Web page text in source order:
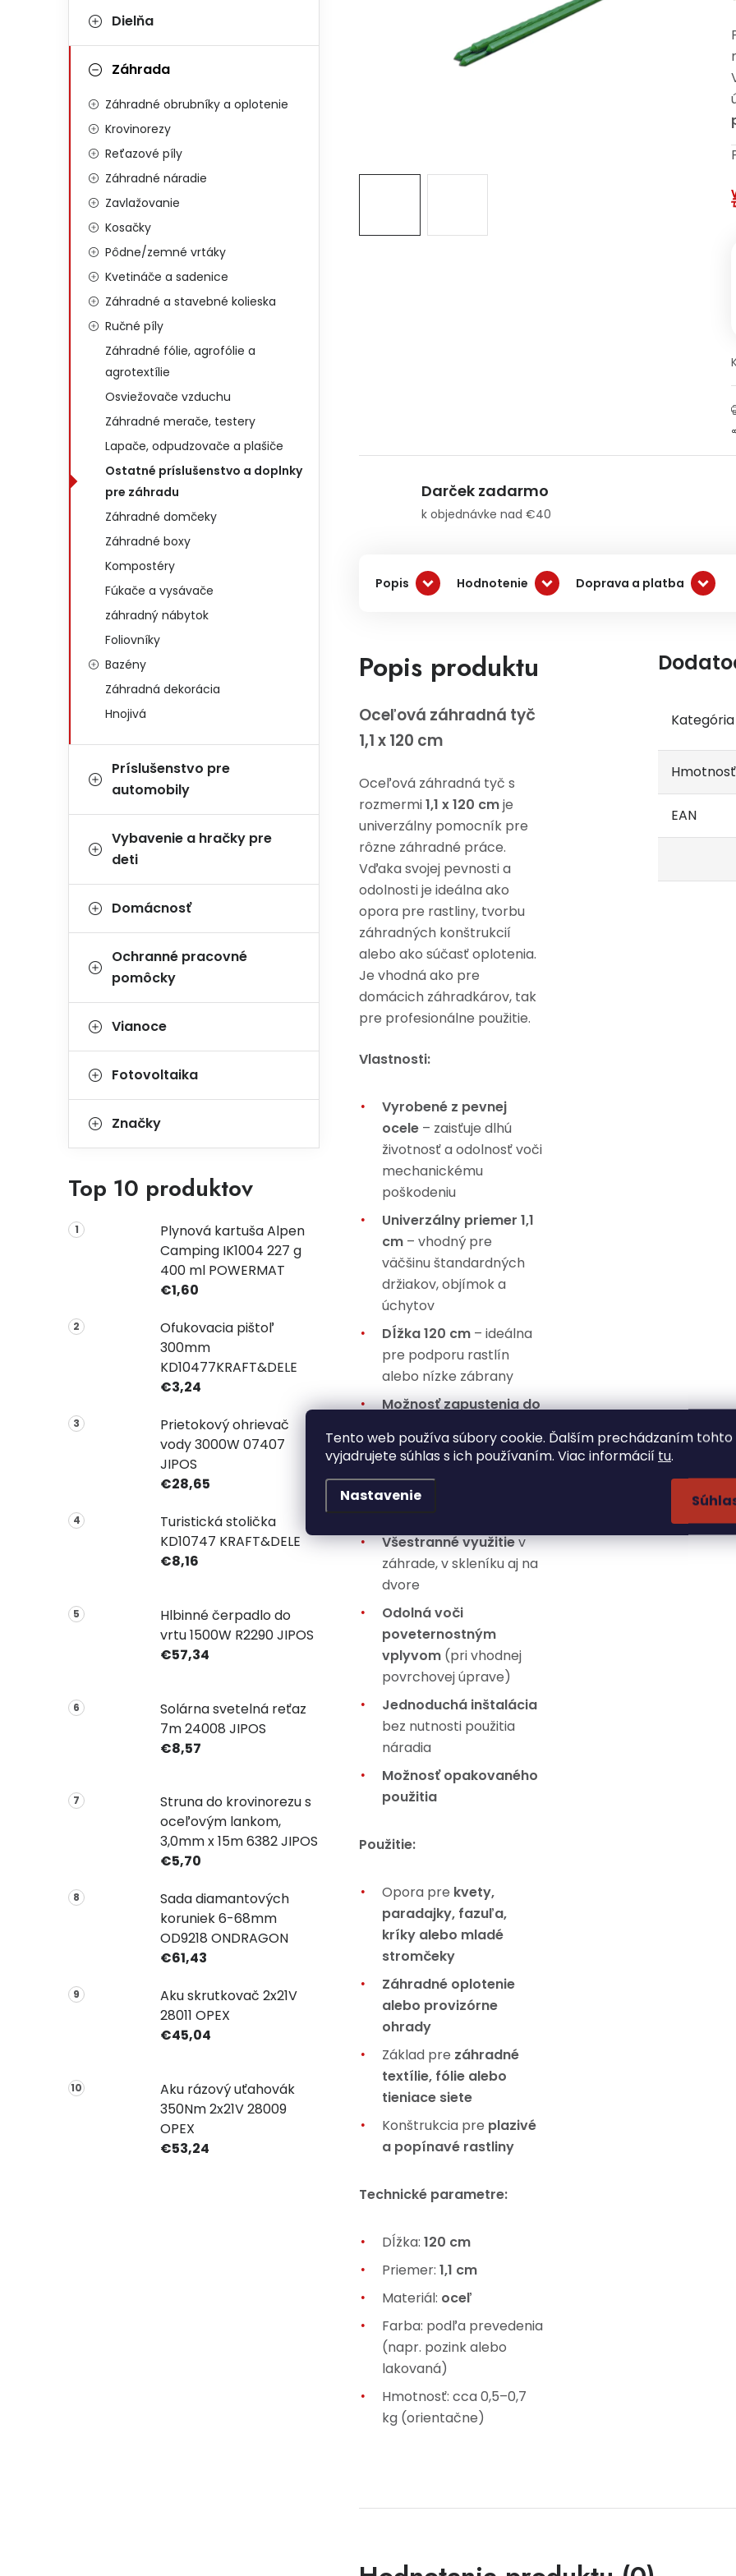
Tento web používa súbory cookie. Ďalším prechádzaním tohto
vyjadrujete súhlas s ich používaním. Viac informácií tu.
Nastavenie
Dielňa
Záhrada
Záhradné obrubníky a oplotenie
Krovinorezy
Reťazové píly
Záhradné náradie
Zavlažovanie
Kosačky
Pôdne/zemné vrtáky
Kvetináče a sadenice
Záhradné a stavebné kolieska
Ručné píly
Záhradné fólie, agrofólie a
agrotextílie
Osviežovače vzduchu
Záhradné merače, testery
Lapače, odpudzovače a plašiče
Ostatné príslušenstvo a doplnky
pre záhradu
Záhradné domčeky
Záhradné boxy
Kompostéry
Fúkače a vysávače
záhradný nábytok
Foliovníky
Bazény
Záhradná dekorácia
Hnojivá
Príslušenstvo pre
automobily
Vybavenie a hračky pre
deti
Domácnosť
Ochranné pracovné
pomôcky
Vianoce
Fotovoltaika
Značky
Top 10 produktov
Plynová kartuša Alpen
Camping IK1004 227 g
400 ml POWERMAT
€1,60
Ofukovacia pištoľ
300mm
KD10477KRAFT&DELE
€3,24
Prietokový ohrievač
vody 3000W 07407
JIPOS
€28,65
Turistická stolička
KD10747 KRAFT&DELE
€8,16
Hlbinné čerpadlo do
vrtu 1500W R2290 JIPOS
€57,34
Solárna svetelná reťaz
7m 24008 JIPOS
€8,57
Struna do krovinorezu s
oceľovým lankom,
3,0mm x 15m 6382 JIPOS
€5,70
Sada diamantových
koruniek 6-68mm
OD9218 ONDRAGON
€61,43
Aku skrutkovač 2x21V
28011 OPEX
€45,04
Aku rázový uťahovák
350Nm 2x21V 28009
OPEX
€53,24
Darček zadarmo
k objednávke nad €40
Popis Hodnotenie Doprava a platba
Popis produktu
Oceľová záhradná tyč
1,1 x 120 cm
Oceľová záhradná tyč s
rozmermi1,1 x 120 cmje
univerzálny pomocník pre
rôzne záhradné práce.
Vďaka svojej pevnosti a
odolnosti je ideálna ako
opora pre rastliny, tvorbu
záhradných konštrukcií
alebo ako súčasť oplotenia.
Je vhodná ako pre
domácich záhradkárov, tak
pre profesionálne použitie.
Vlastnosti:
Vyrobené z pevnej
ocele – zaisťuje dlhú
životnosť a odolnosť voči
mechanickému
poškodeniu
Univerzálny priemer 1,1
cm – vhodný pre
väčšinu štandardných
držiakov, objímok a
úchytov
Dĺžka 120 cm – ideálna
pre podporu rastlín
alebo nízke zábrany
Možnosť zapustenia do
manipulácia a ukotvenie
Výhody:
Všestranné využitiev
záhrade, v skleníku aj na
dvore
Odolná voči
poveternostným
vplyvom (pri vhodnej
povrchovej úprave)
Jednoduchá inštalácia
bez nutnosti použitia
náradia
Možnosť opakovaného
použitia
Použitie:
Opora pre kvety,
paradajky, fazuľa,
kríky alebo mladé
stromčeky
Záhradné oplotenie
alebo provizórne
ohrady
Základ pre záhradné
textílie, fólie alebo
tieniace siete
Konštrukcia pre plazivé
a popínavé rastliny
Technické parametre:
Dĺžka: 120 cm
Priemer: 1,1 cm
Materiál: oceľ
Farba: podľa prevedenia
(napr. pozink alebo
lakovaná)
Hmotnosť: cca 0,5–0,7
kg (orientačne)
Kategória
Hmotnosť
EAN